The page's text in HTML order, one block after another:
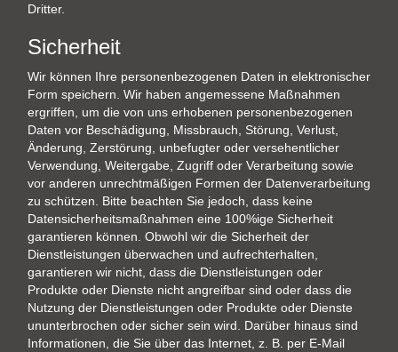
Dritter.
Sicherheit
Wir können Ihre personenbezogenen Daten in elektronischer
Form speichern. Wir haben angemessene Maßnahmen
ergriffen, um die von uns erhobenen personenbezogenen
Daten vor Beschädigung, Missbrauch, Störung, Verlust,
Änderung, Zerstörung, unbefugter oder versehentlicher
Verwendung, Weitergabe, Zugriff oder Verarbeitung sowie
vor anderen unrechtmäßigen Formen der Datenverarbeitung
zu schützen. Bitte beachten Sie jedoch, dass keine
Datensicherheitsmaßnahmen eine 100%ige Sicherheit
garantieren können. Obwohl wir die Sicherheit der
Dienstleistungen überwachen und aufrechterhalten,
garantieren wir nicht, dass die Dienstleistungen oder
Produkte oder Dienste nicht angreifbar sind oder dass die
Nutzung der Dienstleistungen oder Produkte oder Dienste
ununterbrochen oder sicher sein wird. Darüber hinaus sind
Informationen, die Sie über das Internet, z. B. per E-Mail